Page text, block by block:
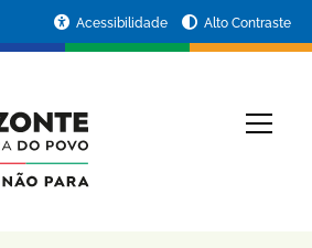
Acessibilidade Alto Contraste